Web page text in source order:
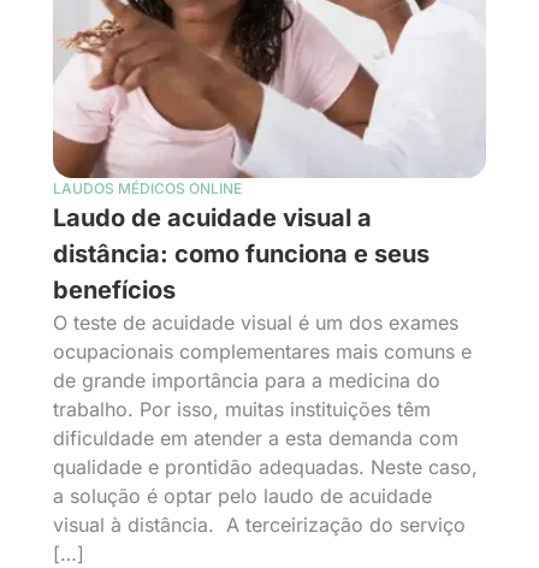
LAUDOS MÉDICOS ONLINE
Laudo de acuidade visual a
distância: como funciona e seus
benefícios
O teste de acuidade visual é um dos exames
ocupacionais complementares mais comuns e
de grande importância para a medicina do
trabalho. Por isso, muitas instituições têm
dificuldade em atender a esta demanda com
qualidade e prontidão adequadas. Neste caso,
a solução é optar pelo laudo de acuidade
visual à distância. A terceirização do serviço
[…]